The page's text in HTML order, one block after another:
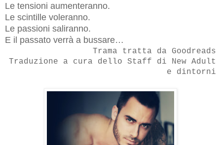
Le tensioni aumenteranno.
Le scintille voleranno.
Le passioni saliranno.
E il passato verrà a bussare…
Trama tratta da Goodreads
Traduzione a cura dello Staff di New Adult
e dintorni